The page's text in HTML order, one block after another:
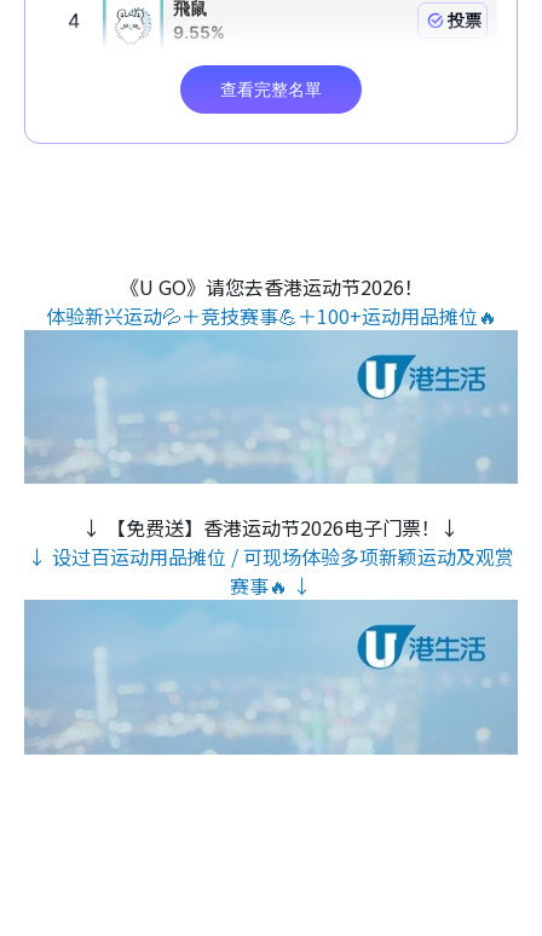
《U GO》请您去香港运动节2026！
体验新兴运动💦＋竞技赛事💪＋100+运动用品摊位🔥
↓ 【免费送】香港运动节2026电子门票！↓
↓ 设过百运动用品摊位 / 可现场体验多项新颖运动及观赏
赛事🔥 ↓